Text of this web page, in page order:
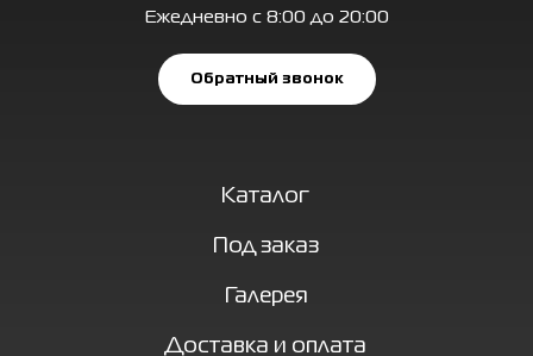
Copyright © «AUTOTOP» 2026 Все права защищены.